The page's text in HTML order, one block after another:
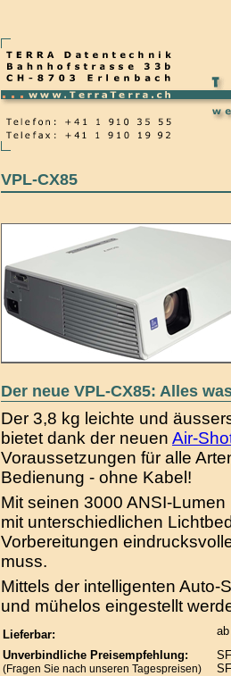
VPL-CX85
Der neue VPL-CX85: Alles
Der 3,8 kg leichte und
bietet dank der neuen Air-
Voraussetzungen für alle
Bedienung - ohne Kabel!
Mit seinen 3000 ANSI-
mit unterschiedlichen
Vorbereitungen
muss.
Mittels der intelligenten
und mühelos eingestellt
Lieferbar:
Unverbindliche Preisempfehlung:
(Fragen Sie nach unseren Tagespreisen)